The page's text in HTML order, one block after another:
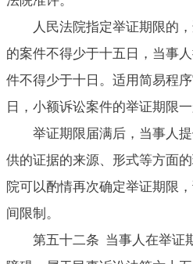
人民法院指定举证期限的
的案件不得少于十五日，当事
件不得少于十日。适用简易程
日，小额诉讼案件的举证期限
举证期限届满后，当事人
供的证据的来源、形式等方面
院可以酌情再次确定举证期限
间限制。
第五十二条 当事人在举证